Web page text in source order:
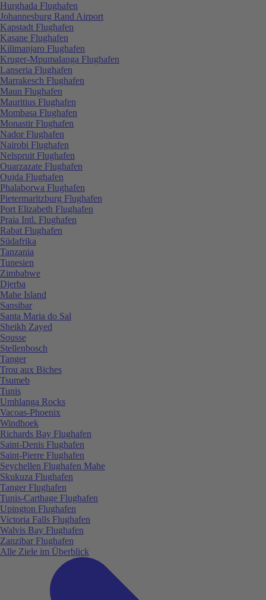
Hurghada Flughafen
Johannesburg Rand Airport
Kapstadt Flughafen
Kasane Flughafen
Kilimanjaro Flughafen
Kruger-Mpumalanga Flughafen
Lanseria Flughafen
Marrakesch Flughafen
Maun Flughafen
Mauritius Flughafen
Mombasa Flughafen
Monastir Flughafen
Nador Flughafen
Nairobi Flughafen
Nelspruit Flughafen
Ouarzazate Flughafen
Oujda Flughafen
Phalaborwa Flughafen
Pietermaritzburg Flughafen
Port Elizabeth Flughafen
Praia Intl. Flughafen
Rabat Flughafen
Südafrika
Tanzania
Tunesien
Zimbabwe
Djerba
Mahe Island
Sansibar
Santa Maria do Sal
Sheikh Zayed
Sousse
Stellenbosch
Tanger
Trou aux Biches
Tsumeb
Tunis
Umhlanga Rocks
Vacoas-Phoenix
Windhoek
Richards Bay Flughafen
Saint-Denis Flughafen
Saint-Pierre Flughafen
Seychellen Flughafen Mahe
Skukuza Flughafen
Tanger Flughafen
Tunis-Carthage Flughafen
Upington Flughafen
Victoria Falls Flughafen
Walvis Bay Flughafen
Zanzibar Flughafen
Alle Ziele im Überblick